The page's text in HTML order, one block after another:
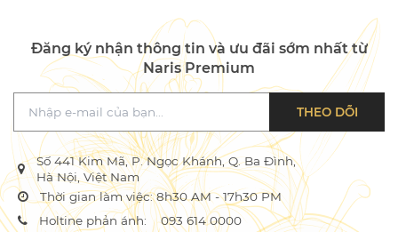
Đăng ký nhận thông tin và ưu đãi sớm nhất từ
Naris Premium
THEO DÕI
Số 441 Kim Mã, P. Ngọc Khánh, Q. Ba Đình,
Hà Nội, Việt Nam
Thời gian làm việc: 8h30 AM - 17h30 PM
Holtine phản ánh:
093 614 0000